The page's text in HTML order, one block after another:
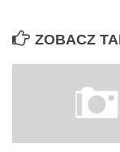
ZOBACZ